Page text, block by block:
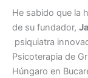
He sabido que la
de su fundador,
psiquiatra
Psicoterapia de
Húngaro en